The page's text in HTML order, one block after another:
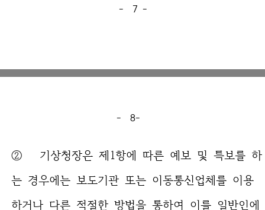
- 7 -
- 8-
② 기상청장은 제1항에 따른 예보 및 특보를 하
는 경우에는 보도기관 또는 이동통신업체를 이용
하거나 다른 적절한 방법을 통하여 이를 일반인에